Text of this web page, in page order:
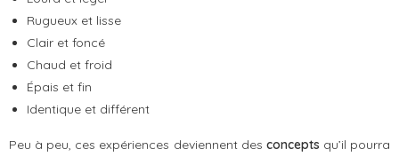
Rugueux et lisse
Clair et foncé
Chaud et froid
Épais et fin
Identique et différent
Peu à peu, ces expériences deviennent des concepts qu’il pourra